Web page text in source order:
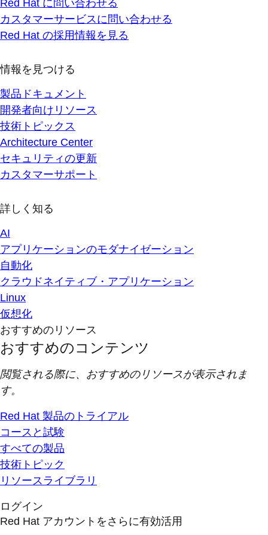
Red Hat に問い合わせる
カスタマーサービスに問い合わせる
Red Hat の採用情報を見る
情報を見つける
製品ドキュメント
開発者向けリソース
技術トピックス
Architecture Center
セキュリティの更新
カスタマーサポート
詳しく知る
AI
アプリケーションのモダナイゼーション
自動化
クラウドネイティブ・アプリケーション
Linux
仮想化
おすすめのリソース
おすすめのコンテンツ
閲覧される際に、おすすめのリソースが表示されま
す。
Red Hat 製品のトライアル
コースと試験
すべての製品
技術トピック
リソースライブラリ
ログイン
Red Hat アカウントをさらに有効活用